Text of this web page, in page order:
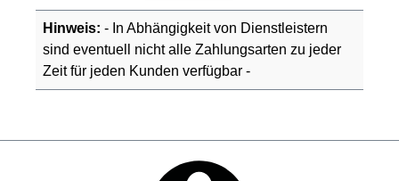
Hinweis: - In Abhängigkeit von Dienstleistern
sind eventuell nicht alle Zahlungsarten zu jeder
Zeit für jeden Kunden verfügbar -